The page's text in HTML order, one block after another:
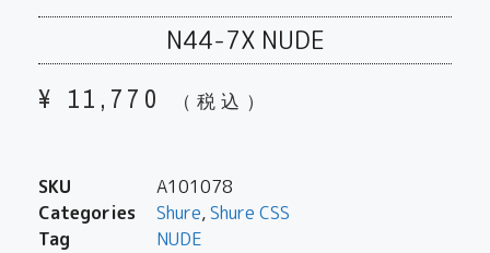
N44-7X NUDE
¥ 11,770 （税込）
SKU
A101078
Categories
Shure,Shure CSS
Tag
NUDE